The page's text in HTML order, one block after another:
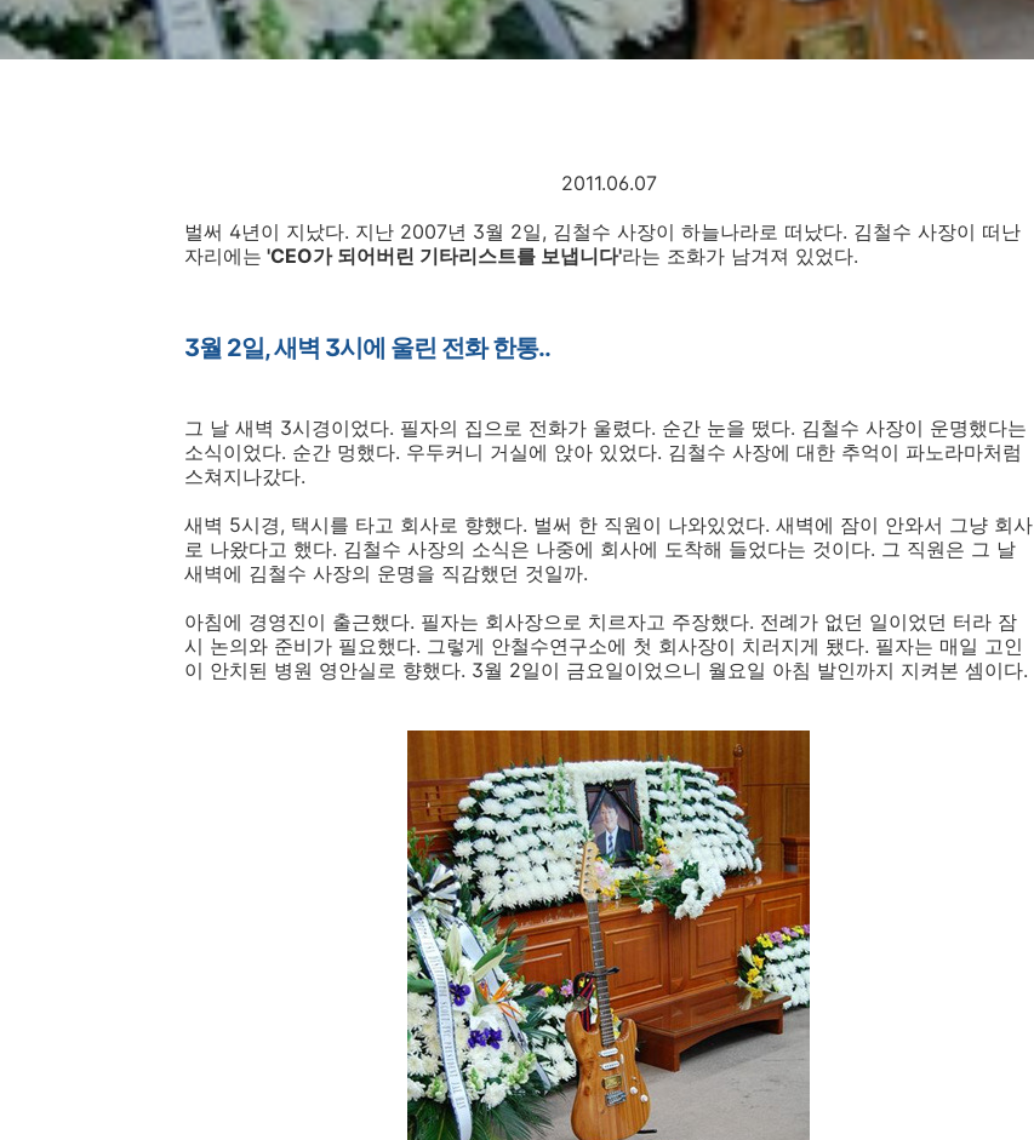
2011.06.07
벌써 4년이 지났다. 지난 2007년 3월 2일, 김철수 사장이 하늘나라로 떠났다. 김철수 사장이 떠난
자리에는 'CEO가 되어버린 기타리스트를 보냅니다'라는 조화가 남겨져 있었다.
3월 2일, 새벽 3시에 울린 전화 한통..
그 날 새벽 3시경이었다. 필자의 집으로 전화가 울렸다. 순간 눈을 떴다. 김철수 사장이 운명했다는
소식이었다. 순간 멍했다. 우두커니 거실에 앉아 있었다. 김철수 사장에 대한 추억이 파노라마처럼
스쳐지나갔다.
새벽 5시경, 택시를 타고 회사로 향했다. 벌써 한 직원이 나와있었다. 새벽에 잠이 안와서 그냥 회사
로 나왔다고 했다. 김철수 사장의 소식은 나중에 회사에 도착해 들었다는 것이다. 그 직원은 그 날
새벽에 김철수 사장의 운명을 직감했던 것일까.
아침에 경영진이 출근했다. 필자는 회사장으로 치르자고 주장했다. 전례가 없던 일이었던 터라 잠
시 논의와 준비가 필요했다. 그렇게 안철수연구소에 첫 회사장이 치러지게 됐다. 필자는 매일 고인
이 안치된 병원 영안실로 향했다. 3월 2일이 금요일이었으니 월요일 아침 발인까지 지켜본 셈이다.